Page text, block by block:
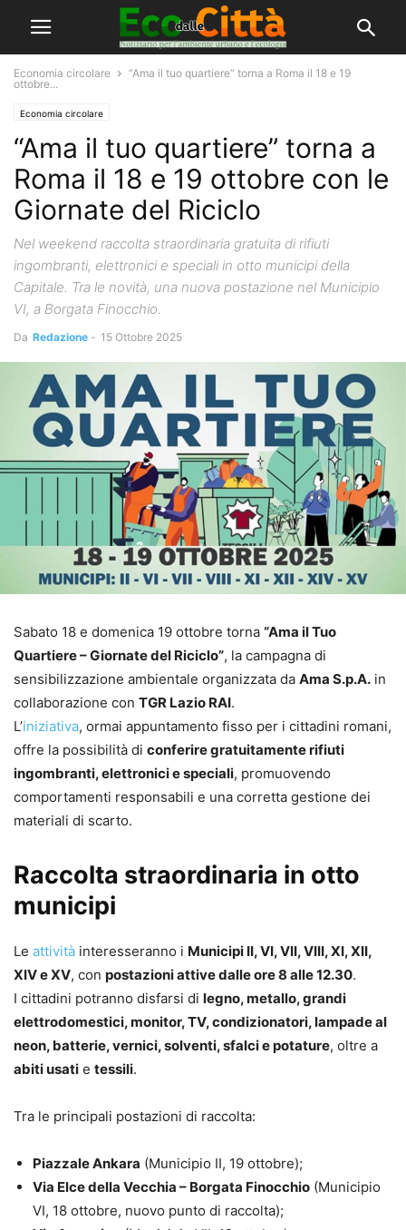
Economia circolare
“Ama il tuo quartiere” torna a Roma il 18 e 19
ottobre...
Economia circolare
“Ama il tuo quartiere” torna a
Roma il 18 e 19 ottobre con le
Giornate del Riciclo
Nel weekend raccolta straordinaria gratuita di rifiuti
ingombranti, elettronici e speciali in otto municipi della
Capitale. Tra le novità, una nuova postazione nel Municipio
VI, a Borgata Finocchio.
Da Redazione - 15 Ottobre 2025
Sabato 18 e domenica 19 ottobre torna “Ama il Tuo
Quartiere – Giornate del Riciclo”, la campagna di
sensibilizzazione ambientale organizzata da Ama S.p.A. in
collaborazione con TGR Lazio RAI.
L’iniziativa, ormai appuntamento fisso per i cittadini romani,
offre la possibilità di conferire gratuitamente rifiuti
ingombranti, elettronici e speciali, promuovendo
comportamenti responsabili e una corretta gestione dei
materiali di scarto.
Raccolta straordinaria in otto
municipi
Le attività interesseranno i Municipi II, VI, VII, VIII, XI, XII,
XIV e XV, con postazioni attive dalle ore 8 alle 12.30.
I cittadini potranno disfarsi di legno, metallo, grandi
elettrodomestici, monitor, TV, condizionatori, lampade al
neon, batterie, vernici, solventi, sfalci e potature, oltre a
abiti usati e tessili.
Tra le principali postazioni di raccolta:
Piazzale Ankara (Municipio II, 19 ottobre);
Via Elce della Vecchia – Borgata Finocchio (Municipio
VI, 18 ottobre, nuovo punto di raccolta);